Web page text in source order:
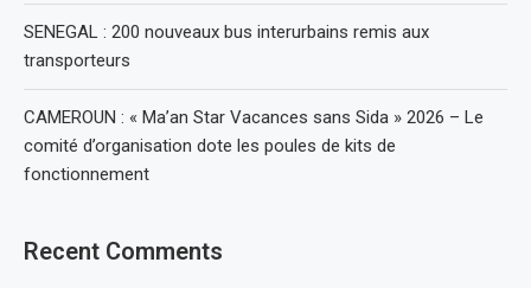
SENEGAL : 200 nouveaux bus interurbains remis aux
transporteurs
CAMEROUN : « Ma’an Star Vacances sans Sida » 2026 – Le
comité d’organisation dote les poules de kits de
fonctionnement
Recent Comments